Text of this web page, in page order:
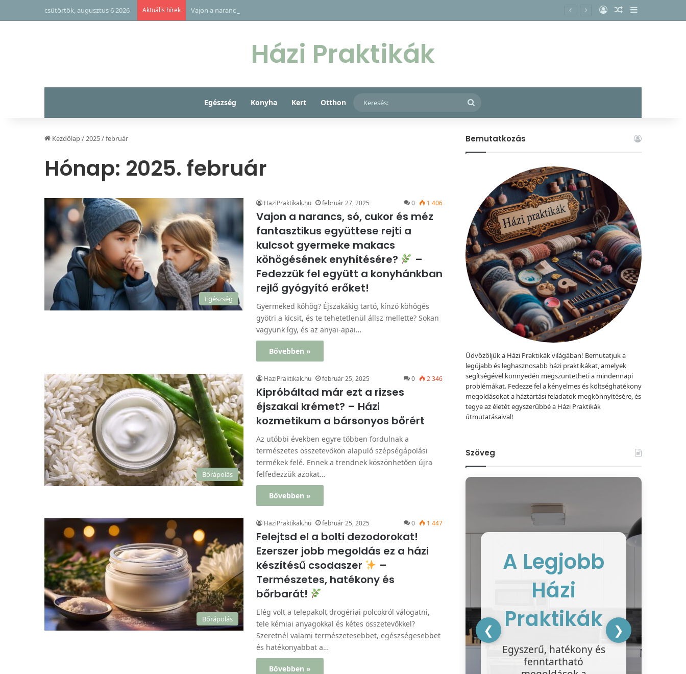
csütörtök, augusztus 6 2026 Aktuális hírek Vajon a narancs, só, cukor és méz fantasztikus együttese rejti a kulcsot gyermeke makacs köhögésének enyhítésére? BelépésVéletlen cikk
Házi Praktikák
Egészség Konyha Kert Otthon
Kezdőlap/2025/február
Hónap: 2025. február
Egészség
HaziPraktikak.hu február 27, 2025 0 1 406
Vajon a narancs, só, cukor és méz
fantasztikus együttese rejti a
kulcsot gyermeke makacs
köhögésének enyhítésére?
–
Fedezzük fel együtt a konyhánkban
rejlő gyógyító erőket!
Gyermeked köhög? Éjszakákig tartó, kínzó köhögés
gyötri a kicsit, és te tehetetlenül állsz mellette? Sokan
vagyunk így, és az anyai-apai…
Bővebben »
Bőrápolás
HaziPraktikak.hu február 25, 2025 0 2 346
Kipróbáltad már ezt a rizses
éjszakai krémet? – Házi
kozmetikum a bársonyos bőrért
Az utóbbi években egyre többen fordulnak a
természetes összetevőkön alapuló szépségápolási
termékek felé. Ennek a trendnek köszönhetően újra
felfedezzük azokat…
Bővebben »
Bőrápolás
HaziPraktikak.hu február 25, 2025 0 1 447
Felejtsd el a bolti dezodorokat!
Ezerszer jobb megoldás ez a házi
készítésű csodaszer
–
Természetes, hatékony és
bőrbarát!
Elég volt a telepakolt drogériai polcokról válogatni,
tele kémiai anyagokkal és kétes összetevőkkel?
Szeretnél valami természetesebbet, egészségesebbet
és hatékonyabbat a…
Bővebben »
Bemutatkozás
Üdvözöljük a Házi Praktikák világában! Bemutatjuk a
legújabb és leghasznosabb házi praktikákat, amelyek
segítségével könnyedén megszüntetheti a mindennapi
problémákat. Fedezze fel a kényelmes és költséghatékony
megoldásokat a háztartási feladatok megkönnyítésére, és
tegye az életét egyszerűbbé a Házi Praktikák
útmutatásaival!
Szöveg
A Legjobb
Házi
Praktikák
Egyszerű, hatékony és
fenntartható
❮ ❯